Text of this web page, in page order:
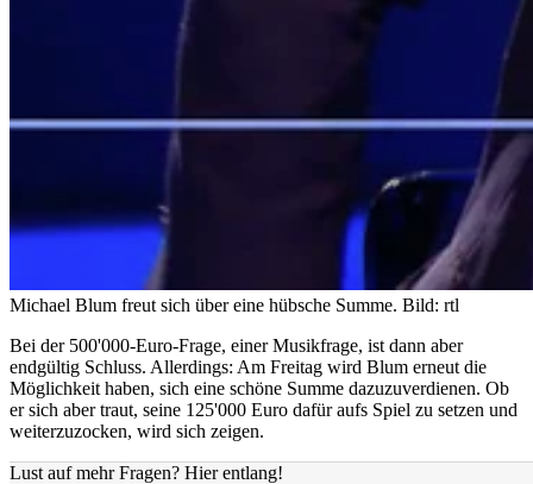
Michael Blum freut sich über eine hübsche Summe. Bild: rtl
Bei der 500'000-Euro-Frage, einer Musikfrage, ist dann aber
endgültig Schluss. Allerdings: Am Freitag wird Blum erneut die
Möglichkeit haben, sich eine schöne Summe dazuzuverdienen. Ob
er sich aber traut, seine 125'000 Euro dafür aufs Spiel zu setzen und
weiterzuzocken, wird sich zeigen.
Lust auf mehr Fragen? Hier entlang!